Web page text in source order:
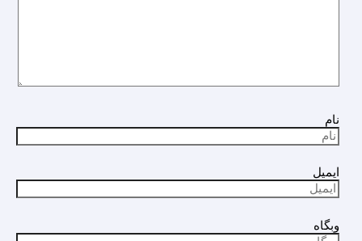
نام
ایمیل
وبگاه